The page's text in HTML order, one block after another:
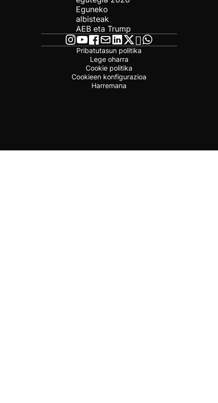
Eguneko
albisteak
AEB eta Trump
Pribatutasun politika
Lege oharra
Cookie politika
Cookieen konfigurazioa
Harremana